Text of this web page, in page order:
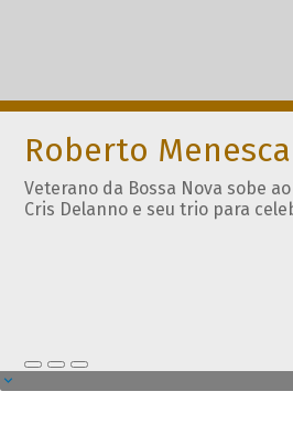
Roberto
Veterano da Bossa Nova sobe
Cris Delanno e seu trio para